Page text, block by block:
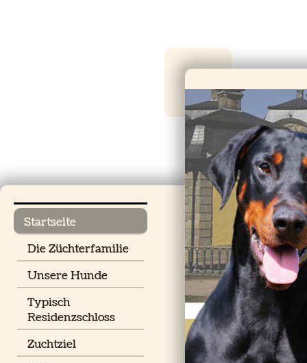
Startseite
Die Züchterfamilie
Unsere Hunde
Typisch
Residenzschloss
Zuchtziel